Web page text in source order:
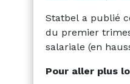
Statbel a publié
du premier
salariale (en
dans la
Pour aller plus